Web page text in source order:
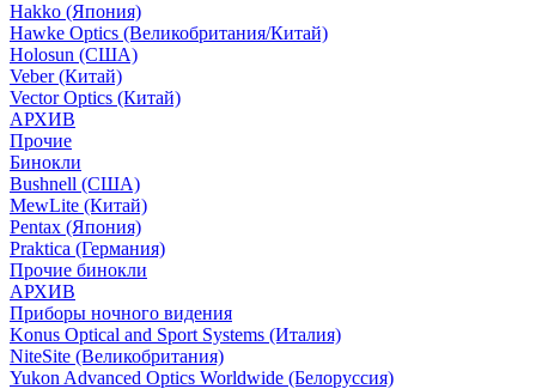
Hakko (Япония)
Hawke Optics (Великобритания/Китай)
Holosun (США)
Veber (Китай)
Vector Optics (Китай)
АРХИВ
Прочие
Бинокли
Bushnell (США)
MewLite (Китай)
Pentax (Япония)
Praktica (Германия)
Прочие бинокли
АРХИВ
Приборы ночного видения
Konus Optical and Sport Systems (Италия)
NiteSite (Великобритания)
Yukon Advanced Optics Worldwide (Белоруссия)